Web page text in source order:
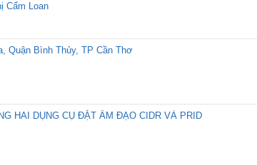
Cẩm Loan
Quận Bình Thủy, TP Cần Thơ
HAI DỤNG CỤ ĐẶT ÂM ĐẠO CIDR VÀ PRID